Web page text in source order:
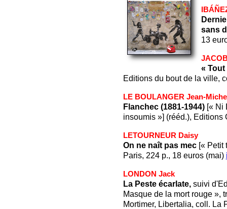
sans
13
« Tout
Editions du bout de la ville,
LE BOULANGER Jean-
Flanchec (1881-1944)[« Ni
insoumis »] (rééd.),
LETOURNEUR Daisy
On ne naît pas mec[« Petit
Paris, 224 p., 18 euros (mai)
LONDON Jack
La Peste écarlate,suivi
Masque de la mort rouge »,
Mortimer, Libertalia, coll. La